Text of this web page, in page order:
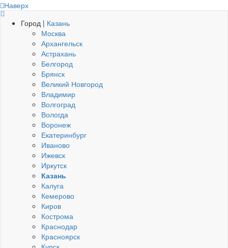
Наверх
Город | Казань
Москва
Архангельск
Астрахань
Белгород
Брянск
Великий Новгород
Владимир
Волгоград
Вологда
Воронеж
Екатеринбург
Иваново
Ижевск
Иркутск
Казань
Калуга
Кемерово
Киров
Кострома
Краснодар
Красноярск